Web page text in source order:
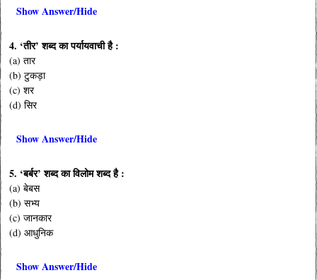
Show Answer/Hide
4. ‘तीर’ शब्द का पर्यायवाची है :
(a) तार
(b) टुकड़ा
(c) शर
(d) सिर
Show Answer/Hide
5. ‘बर्बर’ शब्द का विलोम शब्द है :
(a) बेबस
(b) सभ्य
(c) जानकार
(d) आधुनिक
Show Answer/Hide